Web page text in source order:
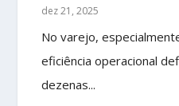
dez 21, 2025
No varejo,
eficiência operacional
dezenas...